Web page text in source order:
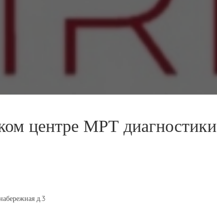
центре МРТ диагностики
д.3